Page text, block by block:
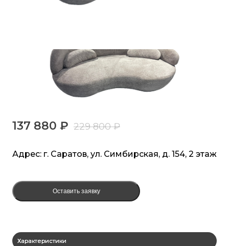
137 880 ₽ 229 800 ₽
Адрес: г. Саратов, ул. Симбирская, д. 154, 2 этаж
Оставить заявку
Характеристики